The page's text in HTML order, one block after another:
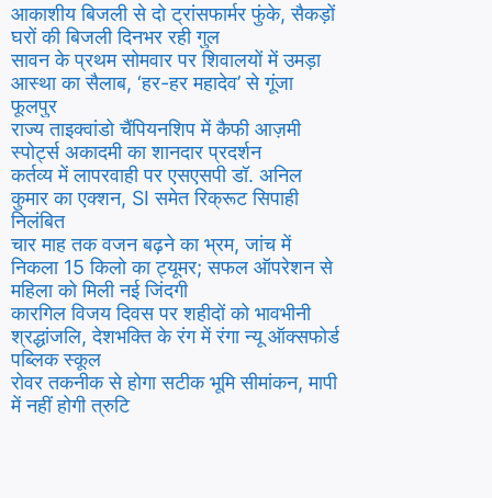
आकाशीय बिजली से दो ट्रांसफार्मर फुंके, सैकड़ों
घरों की बिजली दिनभर रही गुल
सावन के प्रथम सोमवार पर शिवालयों में उमड़ा
आस्था का सैलाब, ‘हर-हर महादेव’ से गूंजा
फूलपुर
राज्य ताइक्वांडो चैंपियनशिप में कैफी आज़मी
स्पोर्ट्स अकादमी का शानदार प्रदर्शन
कर्तव्य में लापरवाही पर एसएसपी डॉ. अनिल
कुमार का एक्शन, SI समेत रिक्रूट सिपाही
निलंबित
चार माह तक वजन बढ़ने का भ्रम, जांच में
निकला 15 किलो का ट्यूमर; सफल ऑपरेशन से
महिला को मिली नई जिंदगी
कारगिल विजय दिवस पर शहीदों को भावभीनी
श्रद्धांजलि, देशभक्ति के रंग में रंगा न्यू ऑक्सफोर्ड
पब्लिक स्कूल
रोवर तकनीक से होगा सटीक भूमि सीमांकन, मापी
में नहीं होगी त्रुटि